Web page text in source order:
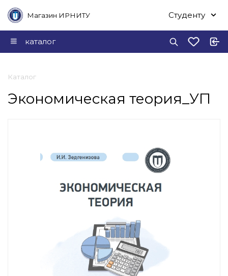
Магазин ИРНИТУ Студенту
каталог
Каталог
Экономическая теория_УП